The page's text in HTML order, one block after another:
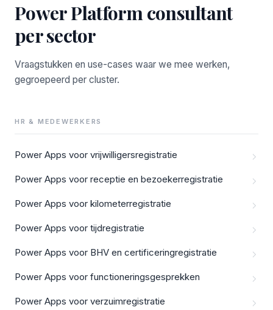
Power Platform consultant
per sector
Vraagstukken en use-cases waar we mee werken,
gegroepeerd per cluster.
HR & MEDEWERKERS
Power Apps voor vrijwilligersregistratie
Power Apps voor receptie en bezoekerregistratie
Power Apps voor kilometerregistratie
Power Apps voor tijdregistratie
Power Apps voor BHV en certificeringregistratie
Power Apps voor functioneringsgesprekken
Power Apps voor verzuimregistratie